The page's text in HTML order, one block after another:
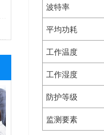
波特率
平均功耗
工作温度
工作湿度
防护等级
监测要素